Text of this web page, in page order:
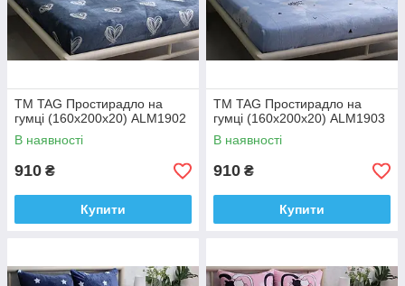
ТМ TAG Простирадло на
гумці (160х200х20) ALM1902
В наявності
910 ₴
Купити
ТМ TAG Простирадло на
гумці (160х200х20) ALM1903
В наявності
910 ₴
Купити